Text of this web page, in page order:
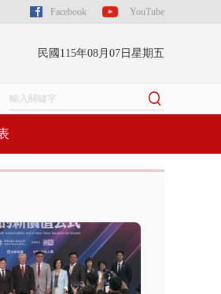
Facebook YouTube
民國115年08月07日星期五